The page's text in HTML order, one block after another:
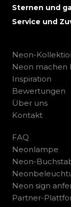
Sternen und
Service und
Neon-
Neon machen
Inspiration
Bewertungen
Über uns
Kontakt
FAQ
Neonlampe
Neon-
Neon sign
Partner-